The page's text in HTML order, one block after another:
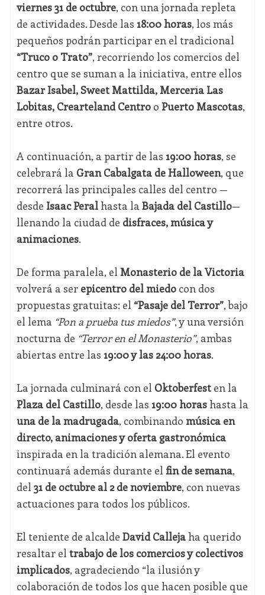
viernes 31 de octubre, con una jornada repleta
de actividades. Desde las 18:00 horas, los más
pequeños podrán participar en el tradicional
“Truco o Trato”, recorriendo los comercios del
centro que se suman a la iniciativa, entre ellos
Bazar Isabel, Sweet Mattilda, Mercería Las
Lobitas, Crearteland Centroo Puerto Mascotas,
entre otros.
A continuación, a partir de las 19:00 horas, se
celebrará la Gran Cabalgata de Halloween, que
recorrerá las principales calles del centro —
desde Isaac Peralhasta la Bajada del Castillo—
llenando la ciudad de disfraces, música y
animaciones.
De forma paralela, el Monasterio de la Victoria
volverá a ser epicentro del miedocon dos
propuestas gratuitas: el “Pasaje del Terror”, bajo
el lema “Pon a prueba tus miedos”, y una versión
nocturna de “Terror en el Monasterio”, ambas
abiertas entre las 19:00 y las 24:00 horas.
La jornada culminará con el Oktoberfesten la
Plaza del Castillo, desde las 19:00 horashasta la
una de la madrugada, combinando música en
directo, animaciones y oferta gastronómica
inspirada en la tradición alemana. El evento
continuará además durante el fin de semana,
del 31 de octubre al 2 de noviembre, con nuevas
actuaciones para todos los públicos.
El teniente de alcalde David Callejaha querido
resaltar el trabajo de los comercios y colectivos
implicados, agradeciendo “la ilusión y
colaboración de todos los que hacen posible que